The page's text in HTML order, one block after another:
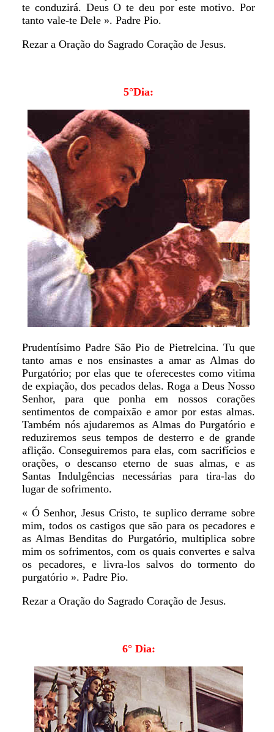
te conduzirá. Deus O te deu por este motivo. Por
tanto vale-te Dele ». Padre Pio.
Rezar a Oração do Sagrado Coração de Jesus.
5°Dia:
Prudentísimo Padre São Pio de Pietrelcina. Tu que
tanto amas e nos ensinastes a amar as Almas do
Purgatório; por elas que te oferecestes como vitima
de expiação, dos pecados delas. Roga a Deus Nosso
Senhor, para que ponha em nossos corações
sentimentos de compaixão e amor por estas almas.
Também nós ajudaremos as Almas do Purgatório e
reduziremos seus tempos de desterro e de grande
aflição. Conseguiremos para elas, com sacrifícios e
orações, o descanso eterno de suas almas, e as
Santas Indulgências necessárias para tira-las do
lugar de sofrimento.
« Ó Senhor, Jesus Cristo, te suplico derrame sobre
mim, todos os castigos que são para os pecadores e
as Almas Benditas do Purgatório, multiplica sobre
mim os sofrimentos, com os quais convertes e salva
os pecadores, e livra-los salvos do tormento do
purgatório ». Padre Pio.
Rezar a Oração do Sagrado Coração de Jesus.
6° Dia: